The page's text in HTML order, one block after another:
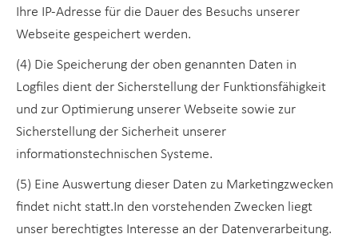
Ihre IP-Adresse für die Dauer des Besuchs unserer
Webseite gespeichert werden.
(4) Die Speicherung der oben genannten Daten in
Logfiles dient der Sicherstellung der Funktionsfähigkeit
und zur Optimierung unserer Webseite sowie zur
Sicherstellung der Sicherheit unserer
informationstechnischen Systeme.
(5) Eine Auswertung dieser Daten zu Marketingzwecken
findet nicht statt.In den vorstehenden Zwecken liegt
unser berechtigtes Interesse an der Datenverarbeitung.